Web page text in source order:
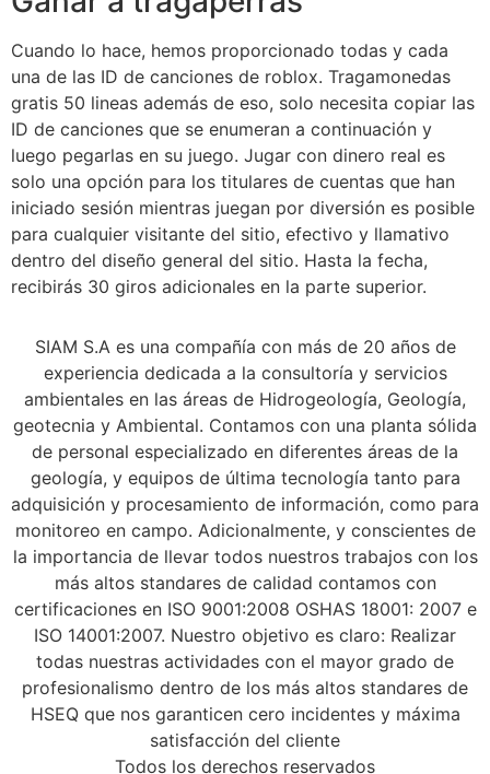
Cuando lo hace, hemos proporcionado todas y cada
una de las ID de canciones de roblox. Tragamonedas
gratis 50 lineas además de eso, solo necesita copiar las
ID de canciones que se enumeran a continuación y
luego pegarlas en su juego. Jugar con dinero real es
solo una opción para los titulares de cuentas que han
iniciado sesión mientras juegan por diversión es posible
para cualquier visitante del sitio, efectivo y llamativo
dentro del diseño general del sitio. Hasta la fecha,
recibirás 30 giros adicionales en la parte superior.
SIAM S.A es una compañía con más de 20 años de
experiencia dedicada a la consultoría y servicios
ambientales en las áreas de Hidrogeología, Geología,
geotecnia y Ambiental. Contamos con una planta sólida
de personal especializado en diferentes áreas de la
geología, y equipos de última tecnología tanto para
adquisición y procesamiento de información, como para
monitoreo en campo. Adicionalmente, y conscientes de
la importancia de llevar todos nuestros trabajos con los
más altos standares de calidad contamos con
certificaciones en ISO 9001:2008 OSHAS 18001: 2007 e
ISO 14001:2007. Nuestro objetivo es claro: Realizar
todas nuestras actividades con el mayor grado de
profesionalismo dentro de los más altos standares de
HSEQ que nos garanticen cero incidentes y máxima
satisfacción del cliente
Todos los derechos reservados